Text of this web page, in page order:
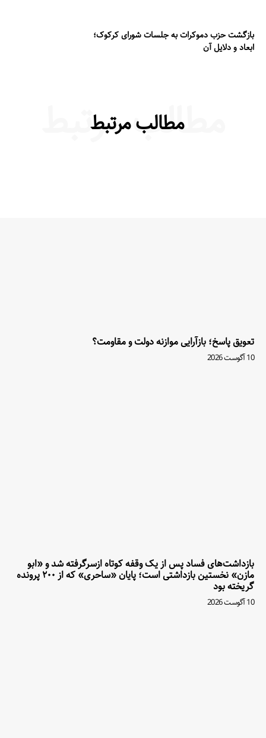
بازگشت حزب دموکرات به جلسات شورای کرکوک؛
ابعاد و دلایل آن
مطالب مرتبط
مطالب مرتبط
تعویق پاسخ؛ بازآرایی موازنه دولت و مقاومت؟
10 آگوست 2026
بازداشت‌های فساد پس از یک وقفه کوتاه ازسرگرفته شد و «ابو
مازن» نخستین بازداشتی است؛ پایان «ساحری» که از ۲۰۰ پرونده
گریخته بود
10 آگوست 2026